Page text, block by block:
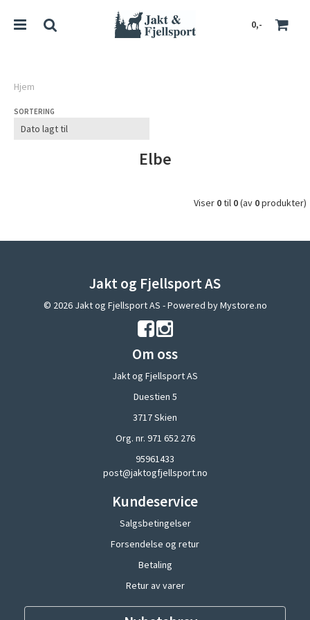
0,-
Hjem
SORTERING
Elbe
Viser 0til 0(av 0produkter)
Jakt og Fjellsport AS
© 2026 Jakt og Fjellsport AS - Powered byMystore.no
Om oss
Jakt og Fjellsport AS
Duestien 5
3717 Skien
Org. nr. 971 652 276
95961433
post@jaktogfjellsport.no
Kundeservice
Salgsbetingelser
Forsendelse og retur
Betaling
Retur av varer